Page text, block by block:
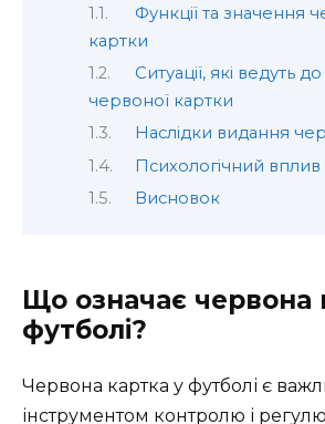
Функції та значення
картки
Ситуації, які ведуть
червоної картки
Наслідки видання
Психологічний
Висновок
Що означає червона
футболі?
Червона картка у футболі є
інструментом контролю і